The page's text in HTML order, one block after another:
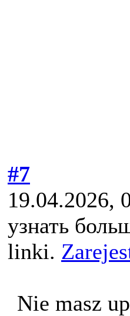
#7
19.04.2026,
узнать
linki.
Nie masz